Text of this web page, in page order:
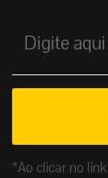
*Ao clicar no